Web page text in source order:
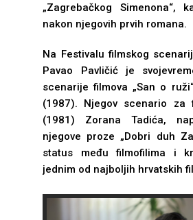
„Zagrebačkog Simenona“,
nakon njegovih prvih romana.
Na Festivalu filmskog
Pavao Pavličić je
scenarije filmova „San o
(1987). Nјegov scenario za
(1981) Zorana Tadića,
njegove proze „Dobri duh
status među filmofilima i
jednim od najbolјih hrvatskih